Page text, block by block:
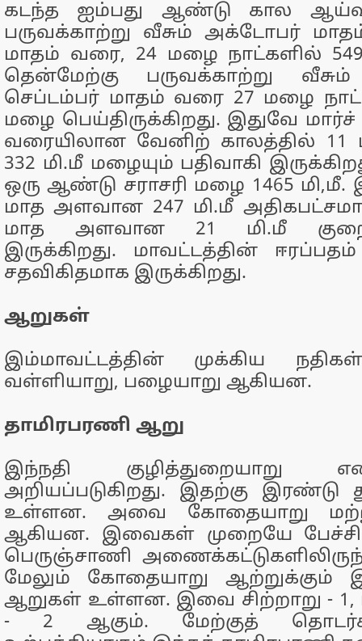
கடந்த ஐம்பது ஆண்டு கால
பருவக்காற்று வீசும் அக்டோபர்
மாதம் வரை, 24 மழை நாட்களில்
தென்மேற்கு பருவக்காற்று
செப்டம்பர் மாதம் வரை 27 மழை
மழை பெய்திருக்கிறது. இதுவே
வரையிலான வேனிற் காலத்தில் 11
332 மி.மீ மழையும் பதிவாகி
ஒரு ஆண்டு சராசரி மழை 1465
மாத அளவான 247 மி.மீ
மாத அளவான 21 மி.மீ
இருக்கிறது. மாவட்டத்தின்
சதவிகிதமாக இருக்கிறது.
ஆறுகள்
இம்மாவட்டத்தின் முக்கிய
வள்ளியாறு, பழையாறு ஆகியன.
தாமிரபரணி ஆறு
இந்நதி குழித்துறையாறு
அறியப்படுகிறது. இதற்கு
உள்ளன. அவை கோதையாறு
ஆகியன. இவைகள் முறையே
பெருஞ்சாணி
மேலும் கோதையாறு ஆற்றுக்கும்
ஆறுகள் உள்ளன. இவை சிற்றாறு - 1,
- 2 ஆகும். மேற்குத்